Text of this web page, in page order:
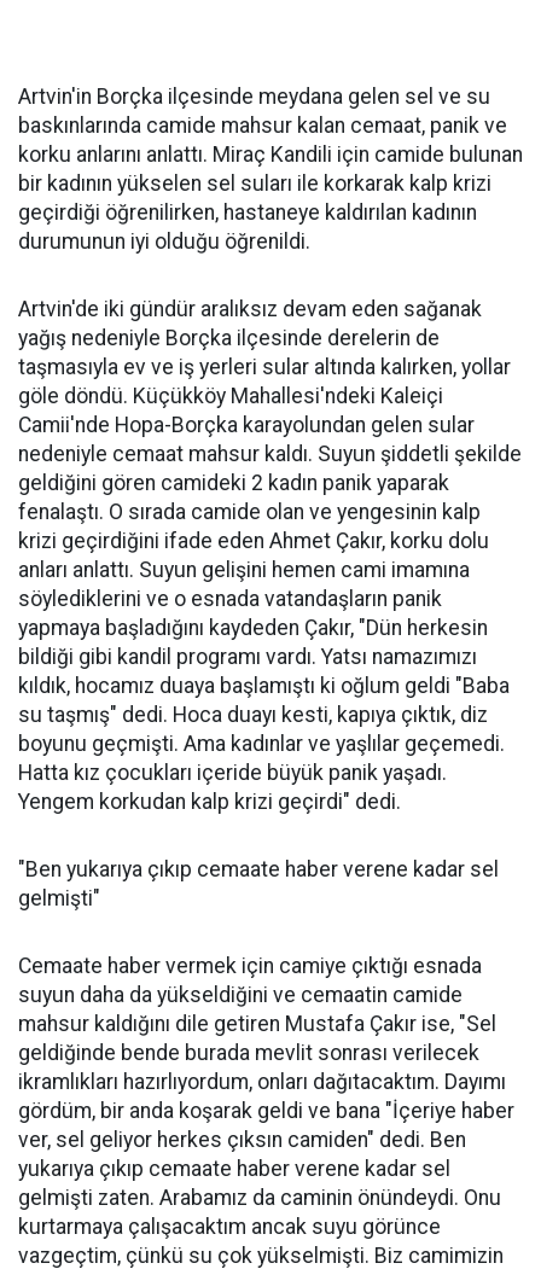
Artvin'in Borçka ilçesinde meydana gelen sel ve su
baskınlarında camide mahsur kalan cemaat, panik ve
korku anlarını anlattı. Miraç Kandili için camide bulunan
bir kadının yükselen sel suları ile korkarak kalp krizi
geçirdiği öğrenilirken, hastaneye kaldırılan kadının
durumunun iyi olduğu öğrenildi.
Artvin'de iki gündür aralıksız devam eden sağanak
yağış nedeniyle Borçka ilçesinde derelerin de
taşmasıyla ev ve iş yerleri sular altında kalırken, yollar
göle döndü. Küçükköy Mahallesi'ndeki Kaleiçi
Camii'nde Hopa-Borçka karayolundan gelen sular
nedeniyle cemaat mahsur kaldı. Suyun şiddetli şekilde
geldiğini gören camideki 2 kadın panik yaparak
fenalaştı. O sırada camide olan ve yengesinin kalp
krizi geçirdiğini ifade eden Ahmet Çakır, korku dolu
anları anlattı. Suyun gelişini hemen cami imamına
söylediklerini ve o esnada vatandaşların panik
yapmaya başladığını kaydeden Çakır, "Dün herkesin
bildiği gibi kandil programı vardı. Yatsı namazımızı
kıldık, hocamız duaya başlamıştı ki oğlum geldi "Baba
su taşmış" dedi. Hoca duayı kesti, kapıya çıktık, diz
boyunu geçmişti. Ama kadınlar ve yaşlılar geçemedi.
Hatta kız çocukları içeride büyük panik yaşadı.
Yengem korkudan kalp krizi geçirdi" dedi.
"Ben yukarıya çıkıp cemaate haber verene kadar sel
gelmişti"
Cemaate haber vermek için camiye çıktığı esnada
suyun daha da yükseldiğini ve cemaatin camide
mahsur kaldığını dile getiren Mustafa Çakır ise, "Sel
geldiğinde bende burada mevlit sonrası verilecek
ikramlıkları hazırlıyordum, onları dağıtacaktım. Dayımı
gördüm, bir anda koşarak geldi ve bana "İçeriye haber
ver, sel geliyor herkes çıksın camiden" dedi. Ben
yukarıya çıkıp cemaate haber verene kadar sel
gelmişti zaten. Arabamız da caminin önündeydi. Onu
kurtarmaya çalışacaktım ancak suyu görünce
vazgeçtim, çünkü su çok yükselmişti. Biz camimizin